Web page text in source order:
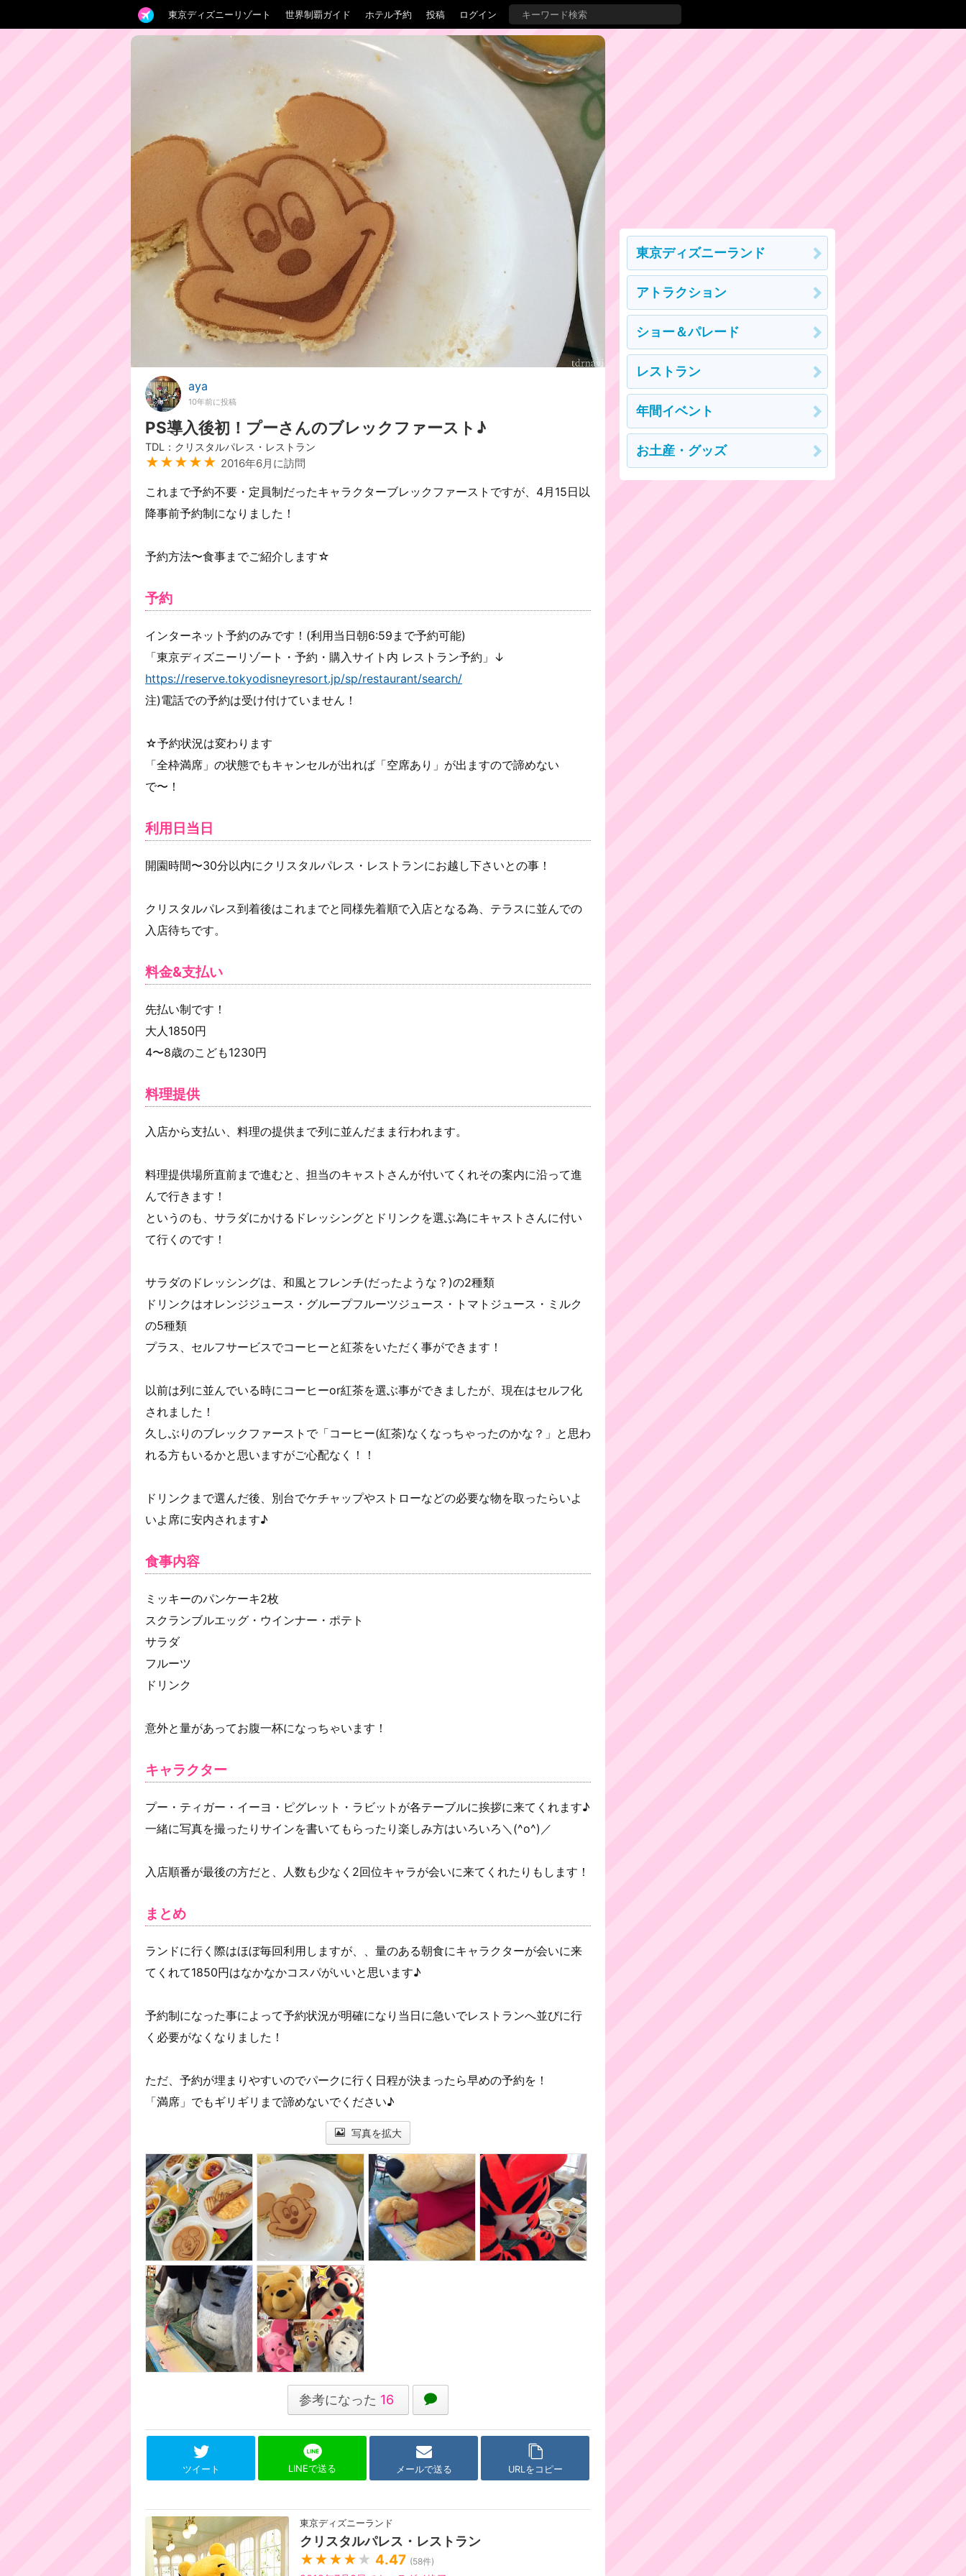
東京ディズニーリゾート 世界制覇ガイド ホテル予約 投稿 ログイン
aya
10年前に投稿
PS導入後初！プーさんのブレックファースト♪
TDL：クリスタルパレス・レストラン
★★★★★ 2016年6月に訪問
これまで予約不要・定員制だったキャラクターブレックファーストですが、4月15日以
降事前予約制になりました！
予約方法〜食事までご紹介します☆
予約
インターネット予約のみです！(利用当日朝6:59まで予約可能)
「東京ディズニーリゾート・予約・購入サイト内 レストラン予約」↓
https://reserve.tokyodisneyresort.jp/sp/restaurant/search/
注)電話での予約は受け付けていません！
☆予約状況は変わります
「全枠満席」の状態でもキャンセルが出れば「空席あり」が出ますので諦めない
で〜！
利用日当日
開園時間〜30分以内にクリスタルパレス・レストランにお越し下さいとの事！
クリスタルパレス到着後はこれまでと同様先着順で入店となる為、テラスに並んでの
入店待ちです。
料金&支払い
先払い制です！
大人1850円
4〜8歳のこども1230円
料理提供
入店から支払い、料理の提供まで列に並んだまま行われます。
料理提供場所直前まで進むと、担当のキャストさんが付いてくれその案内に沿って進
んで行きます！
というのも、サラダにかけるドレッシングとドリンクを選ぶ為にキャストさんに付い
て行くのです！
サラダのドレッシングは、和風とフレンチ(だったような？)の2種類
ドリンクはオレンジジュース・グループフルーツジュース・トマトジュース・ミルク
の5種類
プラス、セルフサービスでコーヒーと紅茶をいただく事ができます！
以前は列に並んでいる時にコーヒーor紅茶を選ぶ事ができましたが、現在はセルフ化
されました！
久しぶりのブレックファーストで「コーヒー(紅茶)なくなっちゃったのかな？」と思わ
れる方もいるかと思いますがご心配なく！！
ドリンクまで選んだ後、別台でケチャップやストローなどの必要な物を取ったらいよ
いよ席に安内されます♪
食事内容
ミッキーのパンケーキ2枚
スクランブルエッグ・ウインナー・ポテト
サラダ
フルーツ
ドリンク
意外と量があってお腹一杯になっちゃいます！
キャラクター
プー・ティガー・イーヨ・ピグレット・ラビットが各テーブルに挨拶に来てくれます♪
一緒に写真を撮ったりサインを書いてもらったり楽しみ方はいろいろ＼(^o^)／
入店順番が最後の方だと、人数も少なく2回位キャラが会いに来てくれたりもします！
まとめ
ランドに行く際はほぼ毎回利用しますが、、量のある朝食にキャラクターが会いに来
てくれて1850円はなかなかコスパがいいと思います♪
予約制になった事によって予約状況が明確になり当日に急いでレストランへ並びに行
く必要がなくなりました！
ただ、予約が埋まりやすいのでパークに行く日程が決まったら早めの予約を！
「満席」でもギリギリまで諦めないでください♪
写真を拡大
参考になった 16
ツイート LINEで送る メールで送る URLをコピー
東京ディズニーランド
クリスタルパレス・レストラン
★★★★ ★ 4.47 (58件)
東京ディズニーランド
アトラクション
ショー＆パレード
レストラン
年間イベント
お土産・グッズ